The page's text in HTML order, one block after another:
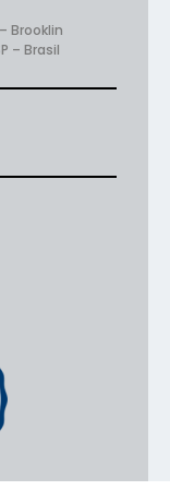
Brooklin
– Brasil